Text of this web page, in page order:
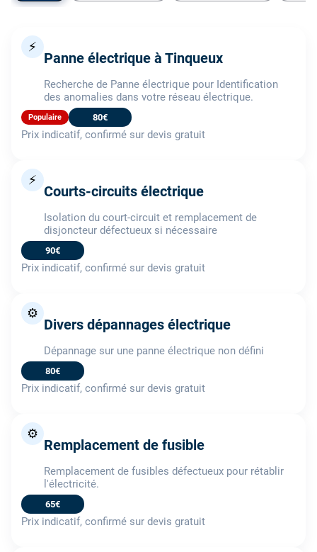
⚡
Panne électrique à Tinqueux
Recherche de Panne électrique pour Identification
des anomalies dans votre réseau électrique.
Populaire 80€
Prix indicatif, confirmé sur devis gratuit
⚡
Courts-circuits électrique
Isolation du court-circuit et remplacement de
disjoncteur défectueux si nécessaire
90€
Prix indicatif, confirmé sur devis gratuit
⚙️
Divers dépannages électrique
Dépannage sur une panne électrique non défini
80€
Prix indicatif, confirmé sur devis gratuit
⚙️
Remplacement de fusible
Remplacement de fusibles défectueux pour rétablir
l'électricité.
65€
Prix indicatif, confirmé sur devis gratuit